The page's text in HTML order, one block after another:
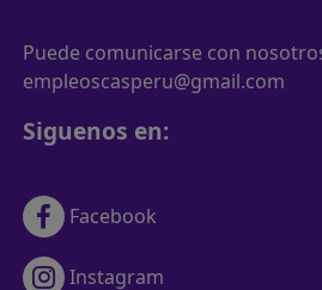
Puede comunicarse con
empleoscasperu@gmail.com
Siguenos en:
Facebook
Instagram